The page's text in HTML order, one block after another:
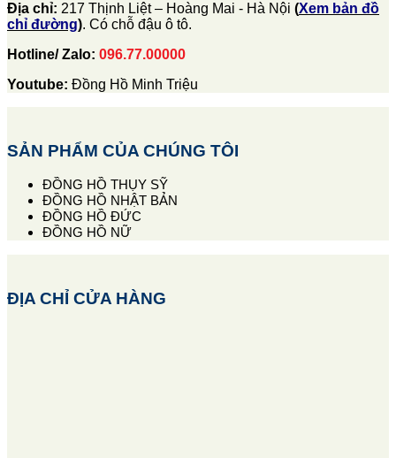
Địa chỉ: 217 Thịnh Liệt – Hoàng Mai - Hà Nội (Xem bản đồ
chỉ đường). Có chỗ đậu ô tô.
Hotline/ Zalo: 096.77.00000
Youtube: Đồng Hồ Minh Triệu
SẢN PHẨM CỦA CHÚNG TÔI
ĐỒNG HỒ THỤY SỸ
ĐỒNG HỒ NHẬT BẢN
ĐỒNG HỒ ĐỨC
ĐỒNG HỒ NỮ
ĐỊA CHỈ CỬA HÀNG